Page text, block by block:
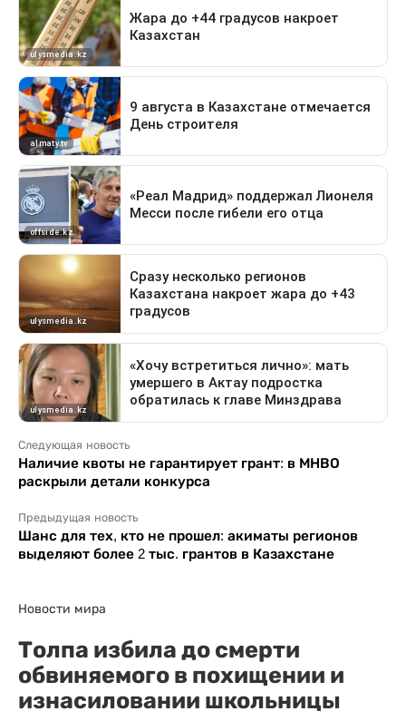
Следующая новость
Наличие квоты не гарантирует грант: в МНВО
раскрыли детали конкурса
Предыдущая новость
Шанс для тех, кто не прошел: акиматы регионов
выделяют более 2 тыс. грантов в Казахстане
Новости мира
Толпа избила до смерти
обвиняемого в похищении и
изнасиловании школьницы